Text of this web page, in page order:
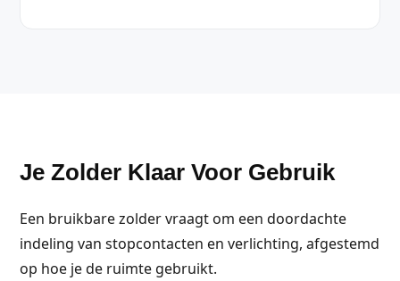
Je Zolder Klaar Voor Gebruik
Een bruikbare zolder vraagt om een doordachte
indeling van stopcontacten en verlichting, afgestemd
op hoe je de ruimte gebruikt.